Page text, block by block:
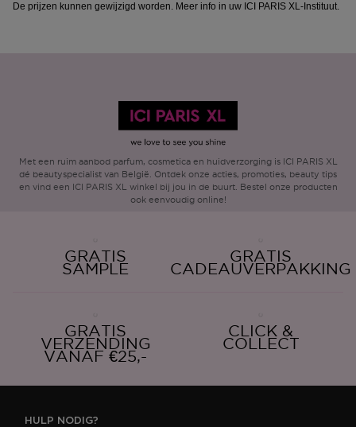
De prijzen kunnen gewijzigd worden. Meer info in uw ICI PARIS XL-Instituut.
Met een ruim aanbod parfum, cosmetica en huidverzorging is ICI PARIS XL
dé beautyspecialist van België. Ontdek onze acties, promoties, beauty tips
en vind een ICI PARIS XL winkel bij jou in de buurt. Bestel onze producten
ook eenvoudig online!
GRATIS
SAMPLE
GRATIS
CADEAUVERPAKKING
GRATIS
VERZENDING
VANAF €25,-
CLICK &
COLLECT
HULP NODIG?